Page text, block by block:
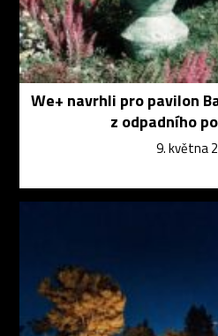
We+ navrhli pro pavilon
z odpadního
9. května